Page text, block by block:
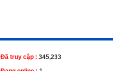
Đã truy cập : 345,233